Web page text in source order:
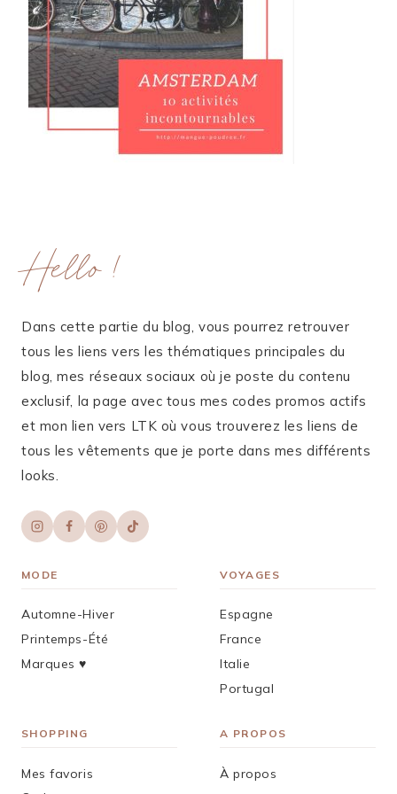
Hello !
Dans cette partie du blog, vous pourrez retrouver
tous les liens vers les thématiques principales du
blog, mes réseaux sociaux où je poste du contenu
exclusif, la page avec tous mes codes promos actifs
et mon lien vers LTK où vous trouverez les liens de
tous les vêtements que je porte dans mes différents
looks.
MODE
Automne-Hiver
Printemps-Été
Marques ♥︎
VOYAGES
Espagne
France
Italie
Portugal
SHOPPING
Mes favoris
A PROPOS
À propos